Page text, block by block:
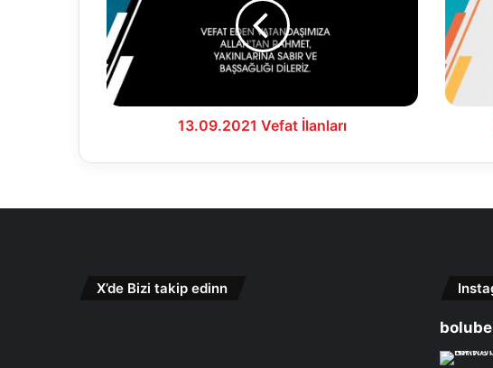
13.09.2021 Vefat İlanları
Raporu
X’de Bizi takip edinn